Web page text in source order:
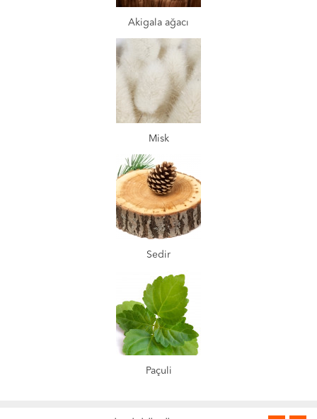
Akigala ağacı
Misk
Sedir
Paçuli